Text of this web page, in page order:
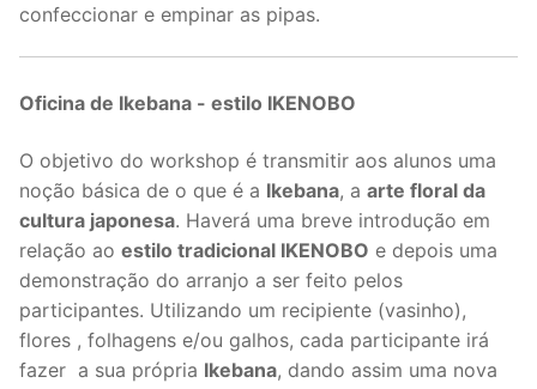
confeccionar e empinar as pipas.
Oficina de Ikebana - estilo IKENOBO
O objetivo do workshop é transmitir aos alunos uma
noção básica de o que é a Ikebana, a arte floral da
cultura japonesa. Haverá uma breve introdução em
relação ao estilo tradicional IKENOBO e depois uma
demonstração do arranjo a ser feito pelos
participantes. Utilizando um recipiente (vasinho),
flores , folhagens e/ou galhos, cada participante irá
fazer a sua própria Ikebana, dando assim uma nova